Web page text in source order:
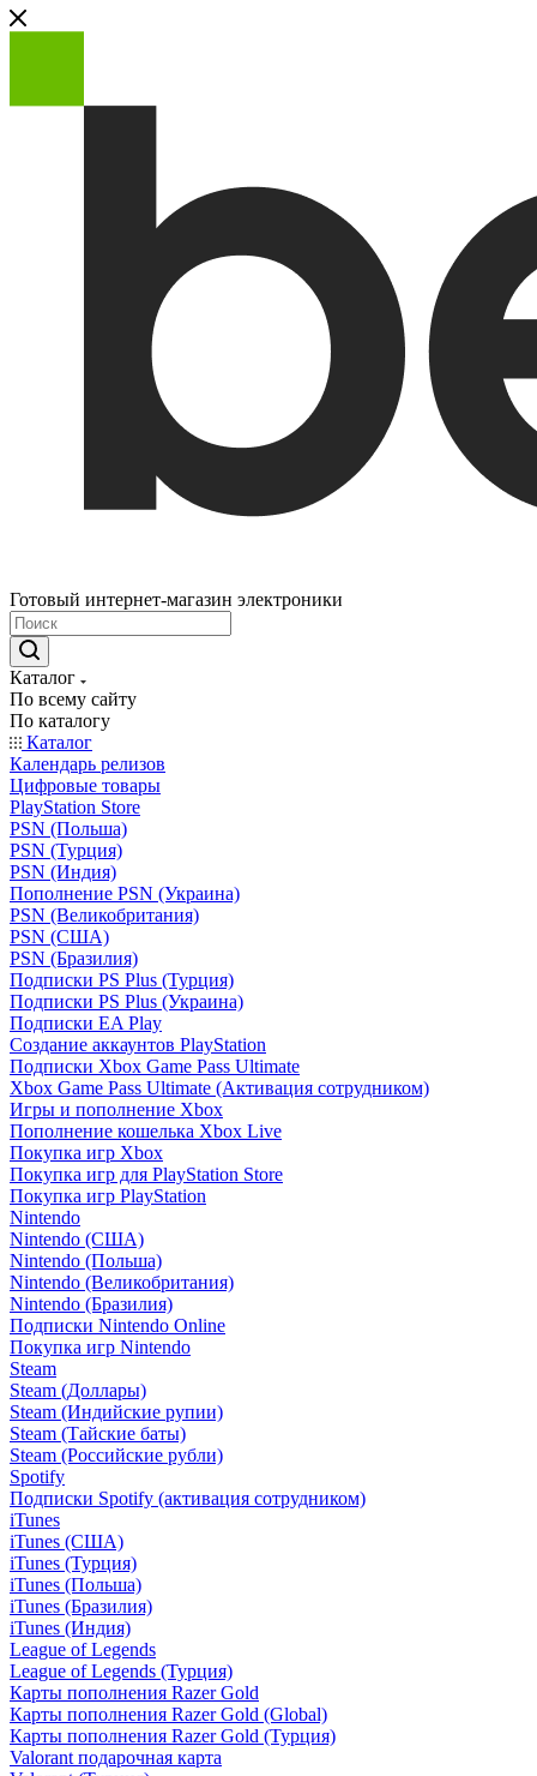
Готовый интернет-магазин электроники
Каталог
По всему сайту
По каталогу
Каталог
Календарь релизов
Цифровые товары
PlayStation Store
PSN (Польша)
PSN (Турция)
PSN (Индия)
Пополнение PSN (Украина)
PSN (Великобритания)
PSN (США)
PSN (Бразилия)
Подписки PS Plus (Турция)
Подписки PS Plus (Украина)
Подписки EA Play
Создание аккаунтов PlayStation
Подписки Xbox Game Pass Ultimate
Xbox Game Pass Ultimate (Активация сотрудником)
Игры и пополнение Xbox
Пополнение кошелька Xbox Live
Покупка игр Xbox
Покупка игр для PlayStation Store
Покупка игр PlayStation
Nintendo
Nintendo (США)
Nintendo (Польша)
Nintendo (Великобритания)
Nintendo (Бразилия)
Подписки Nintendo Online
Покупка игр Nintendo
Steam
Steam (Доллары)
Steam (Индийские рупии)
Steam (Тайские баты)
Steam (Российские рубли)
Spotify
Подписки Spotify (активация сотрудником)
iTunes
iTunes (США)
iTunes (Турция)
iTunes (Польша)
iTunes (Бразилия)
iTunes (Индия)
League of Legends
League of Legends (Турция)
Карты пополнения Razer Gold
Карты пополнения Razer Gold (Global)
Карты пополнения Razer Gold (Турция)
Valorant подарочная карта